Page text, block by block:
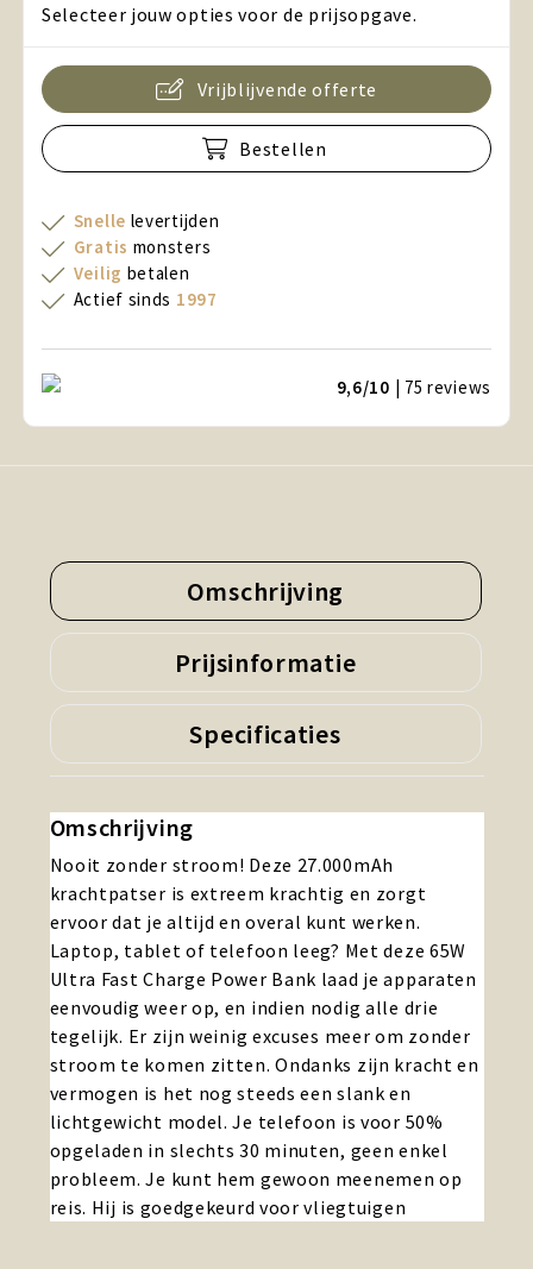
Selecteer jouw opties voor de prijsopgave.
Vrijblijvende offerte
Bestellen
Snelle levertijden
Gratis monsters
Veilig betalen
Actief sinds 1997
9,6/10 | 75reviews
Omschrijving
Prijsinformatie
Specificaties
Omschrijving
Nooit zonder stroom! Deze 27.000mAh
krachtpatser is extreem krachtig en zorgt
ervoor dat je altijd en overal kunt werken.
Laptop, tablet of telefoon leeg? Met deze 65W
Ultra Fast Charge Power Bank laad je apparaten
eenvoudig weer op, en indien nodig alle drie
tegelijk. Er zijn weinig excuses meer om zonder
stroom te komen zitten. Ondanks zijn kracht en
vermogen is het nog steeds een slank en
lichtgewicht model. Je telefoon is voor 50%
opgeladen in slechts 30 minuten, geen enkel
probleem. Je kunt hem gewoon meenemen op
reis. Hij is goedgekeurd voor vliegtuigen